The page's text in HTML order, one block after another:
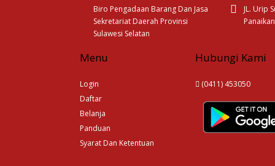
Biro Pengadaan Barang Dan Jasa
Sekretariat Daerah Provinsi
Sulawesi Selatan
JL. Urip
Menu
Login
Daftar
Belanja
Panduan
Syarat Dan Ketentuan
Hubungi Kami
(0411) 453050